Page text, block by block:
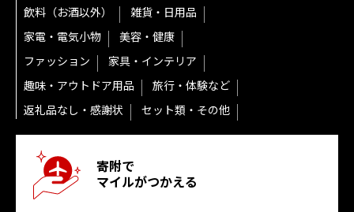
飲料（お酒以外）
雑貨・日用品
家電・電気小物
美容・健康
ファッション
家具・インテリア
趣味・アウトドア用品
旅行・体験など
返礼品なし・感謝状
セット類・その他
寄附で
マイルがつかえる